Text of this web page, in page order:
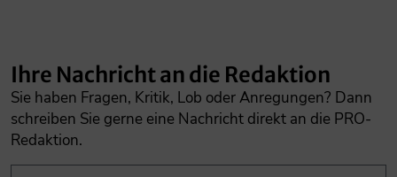
Ihre Nachricht an die Redaktion
Sie haben Fragen, Kritik, Lob oder Anregungen? Dann
schreiben Sie gerne eine Nachricht direkt an die PRO-
Redaktion.